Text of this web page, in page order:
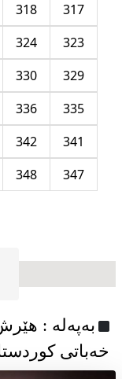
317
318
323
324
329
330
335
336
341
342
347
348
به‌په‌له‌ :
خەباتی